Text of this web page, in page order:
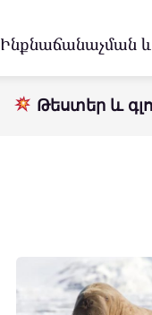
Ինքնաճանաչման
Թեստեր և